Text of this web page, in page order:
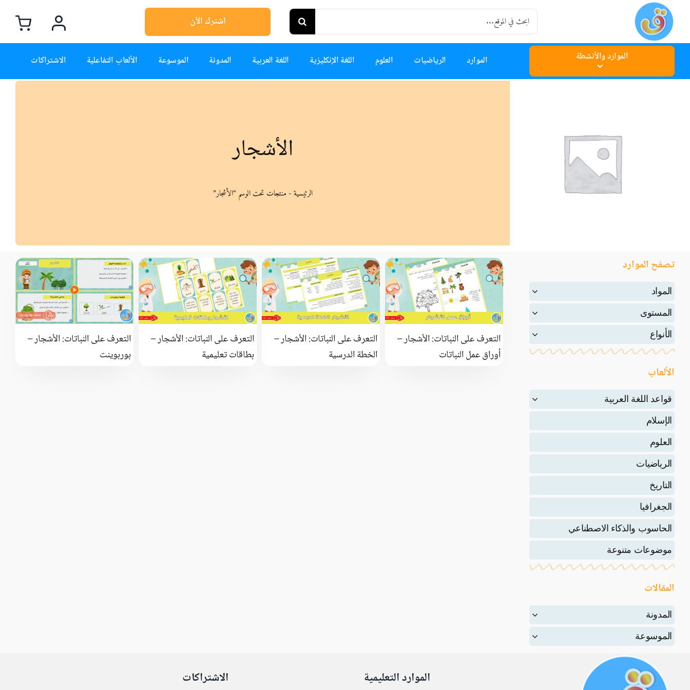
content
Search
for:
اشترك الآن
الموارد والأنشطة الموارد الرياضيات العلوم اللغة الإنكليزية اللغة العربية المدونة الموسوعة الألعاب التفاعلية الاشتراكات
الأشجار
الرئيسية- منتجات تحت الوسم “الأشجار”
تصفح الموارد
المواد
المستوى
الأنواع
الألعاب
قواعد اللغة العربية
الإسلام
العلوم
الرياضيات
التاريخ
الجغرافيا
الحاسوب والذكاء الاصطناعي
موضوعات متنوعة
المقالات
المدونة
الموسوعة
التعرف على النباتات: الأشجار –
أوراق عمل النباتات
التعرف على النباتات: الأشجار –
الخطة الدرسية
التعرف على النباتات: الأشجار –
بطاقات تعليمية
التعرف على النباتات: الأشجار –
بوربوينت
الموارد التعليمية الاشتراكات